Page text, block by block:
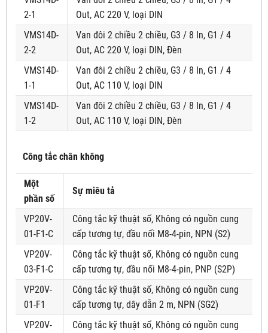
2-1
Out, AC 220 V, loại DIN
VMS14D-
2-2
Van đôi 2 chiều 2 chiều, G3 / 8 In, G1 / 4
Out, AC 220 V, loại DIN, Đèn
VMS14D-
1-1
Van đôi 2 chiều 2 chiều, G3 / 8 In, G1 / 4
Out, AC 110 V, loại DIN
VMS14D-
1-2
Van đôi 2 chiều 2 chiều, G3 / 8 In, G1 / 4
Out, AC 110 V, loại DIN, Đèn
Công tắc chân không
Một
phần số
Sự miêu tả
VP20V-
01-F1-C
Công tắc kỹ thuật số, Không có nguồn cung
cấp tương tự, đầu nối M8-4-pin, NPN (S2)
VP20V-
03-F1-C
Công tắc kỹ thuật số, Không có nguồn cung
cấp tương tự, đầu nối M8-4-pin, PNP (S2P)
VP20V-
01-F1
Công tắc kỹ thuật số, Không có nguồn cung
cấp tương tự, dây dẫn 2 m, NPN (SG2)
VP20V-
Công tắc kỹ thuật số, Không có nguồn cung